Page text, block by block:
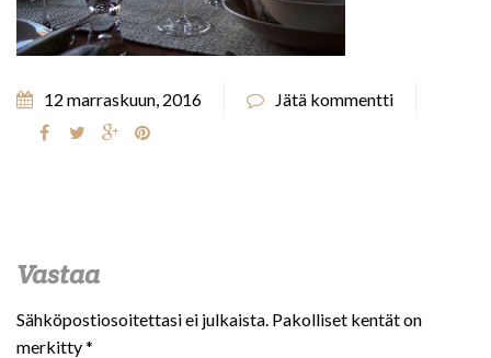
12 marraskuun, 2016 Jätä kommentti
Vastaa
Sähköpostiosoitettasi ei julkaista. Pakolliset kentät on
merkitty*